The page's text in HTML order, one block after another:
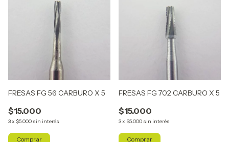
FRESAS FG 56 CARBURO X 5
$15.000
3x $5.000 sin interés
FRESAS FG 702 CARBURO X 5
$15.000
3x $5.000 sin interés